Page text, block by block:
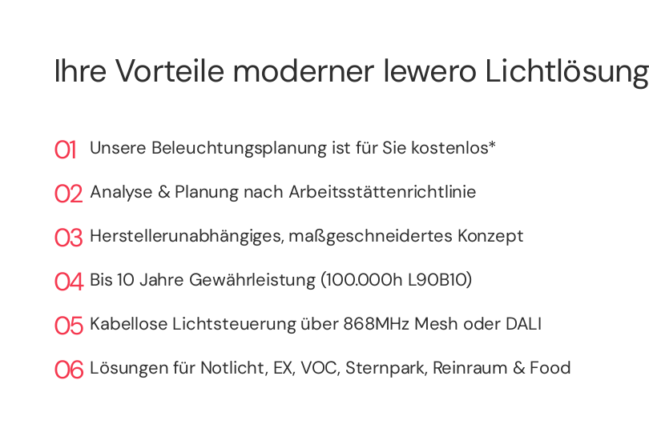
Ihre Vorteile moderner lewero
Unsere Beleuchtungsplanung ist für Sie kostenlos*
Analyse & Planung nach Arbeitsstättenrichtlinie
Herstellerunabhängiges, maßgeschneidertes Konzept
Bis 10 Jahre Gewährleistung (100.000h L90B10)
Kabellose Lichtsteuerung über 868MHz Mesh oder DALI
Lösungen für Notlicht, EX, VOC, Sternpark, Reinraum & Food